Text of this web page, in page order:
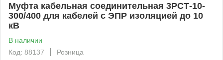
Муфта кабельная соединительная 3РСТ-10-
300/400 для кабелей с ЭПР изоляцией до 10
кВ
В наличии
Код: 88137
Розница